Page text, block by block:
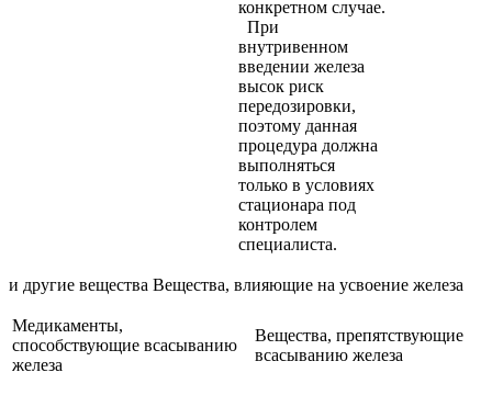
конкретном случае.
При
внутривенном
введении железа
высок риск
передозировки,
поэтому данная
процедура должна
выполняться
только в условиях
стационара под
контролем
специалиста.
и другие вещества Вещества, влияющие на усвоение железа
Медикаменты,
способствующие всасыванию
железа
Вещества, препятствующие
всасыванию железа